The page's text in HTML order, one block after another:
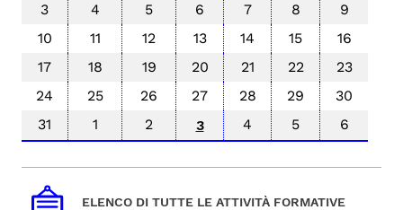
3
4 5 6 7 8
9
10
11 12 13 14 15
16
17
18 19 20 21 22
23
24
25 26 27 28 29
30
31
1 2 3 4 5 6
ELENCO DI TUTTE LE ATTIVITÀ FORMATIVE